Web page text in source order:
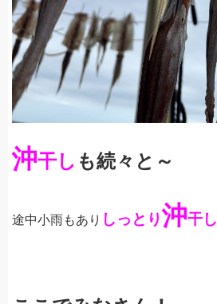
沖干し も続々と～
途中小雨もあり しっとり沖干し